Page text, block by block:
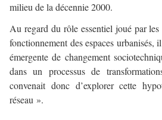
milieu de la décennie 2000.
Au regard du rôle essentiel joué par
fonctionnement des espaces urbanisés,
émergente de changement
dans un processus de
convenait donc d’explorer cette
réseau ».